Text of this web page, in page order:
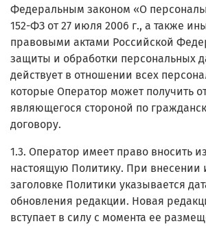
Федеральным законом «О
152-ФЗ от 27 июля 2006 г., а также
правовыми актами Российской
защиты и обработки персональных
действует в отношении всех
которые Оператор может получить
являющегося стороной по
договору.
1.3. Оператор имеет право вносить
настоящую Политику. При внесении
заголовке Политики указывается
обновления редакции. Новая
вступает в силу с момента ее